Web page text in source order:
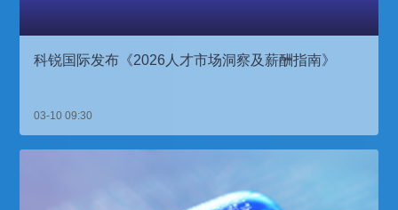
科锐国际发布《2026人才市场洞察及薪酬指南》
03-10 09:30